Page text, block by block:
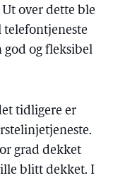
over dette ble
god og fleksibel
tidligere er
grad dekket
blitt dekket. I